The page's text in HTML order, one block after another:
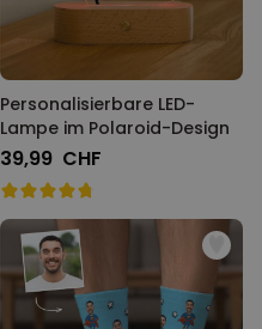
Personalisierbare LED-
Lampe im Polaroid-Design
39,99 CHF